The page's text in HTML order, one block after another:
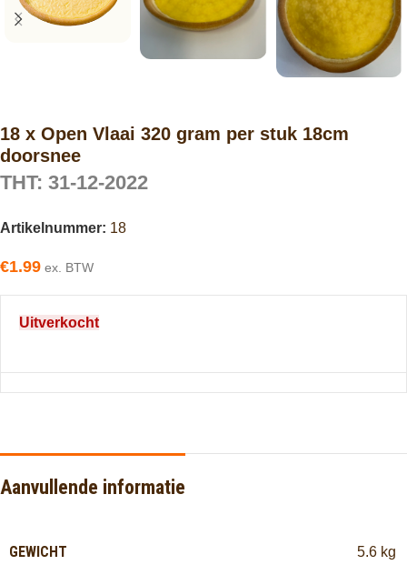
18 x Open Vlaai 320 gram per stuk 18cm
doorsnee
THT: 31-12-2022
Artikelnummer: 18
€1.99 ex. BTW
Uitverkocht
Aanvullende informatie
GEWICHT 5.6 kg